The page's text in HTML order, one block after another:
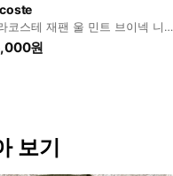
코스테 재팬 울 민트 브이넥 니트
베스트
원
보기